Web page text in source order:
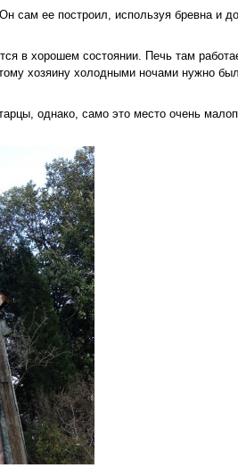
сам ее построил, используя бревна и
в хорошем состоянии. Печь там
хозяину холодными ночами нужно
однако, само это место очень